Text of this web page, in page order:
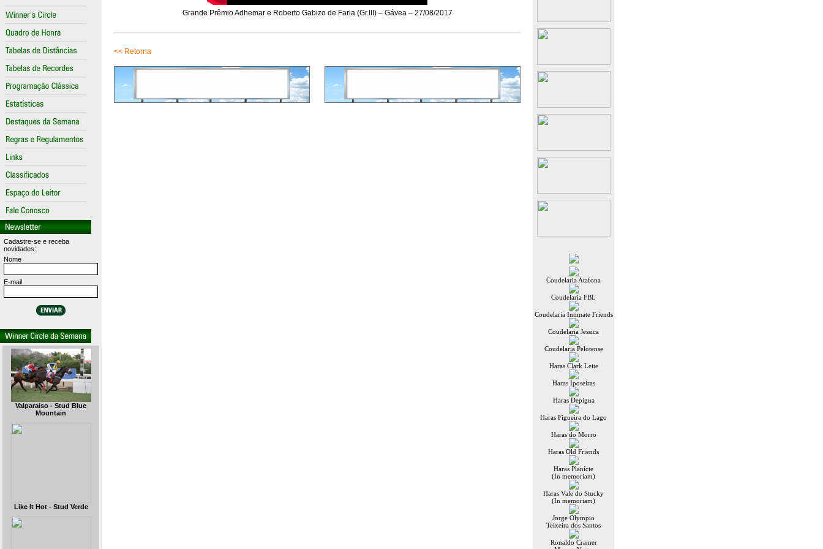
Cadastre-se e receba
novidades:
Nome
E-mail
Valparaiso - Stud Blue
Mountain
Like It Hot - Stud Verde
Grande Prêmio Adhemar e Roberto Gabizo de Faria (Gr.III) – Gávea – 27/08/2017
<< Retorna
Coudelaria Atafona
Coudelaria FBL
Coudelaria Intimate Friends
Coudelaria Jessica
Coudelaria Pelotense
Haras Clark Leite
Haras Iposeiras
Haras Depigua
Haras Figueira do Lago
Haras do Morro
Haras Old Friends
Haras Planície
(In memoriam)
Haras Vale do Stucky
(In memoriam)
Jorge Olympio
Teixeira dos Santos
Ronaldo Cramer